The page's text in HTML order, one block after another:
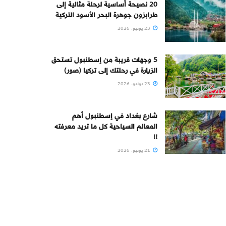
20 نصيحة أساسية لرحلة مثالية إلى
طرابزون جوهرة البحر الأسود التركية
5 وجهات قريبة من إسطنبول تستحق
الزيارة في رحلتك إلى تركيا (صور)
شارع بغداد في إسطنبول أهم
المعالم السياحية كل ما تريد معرفته
!!